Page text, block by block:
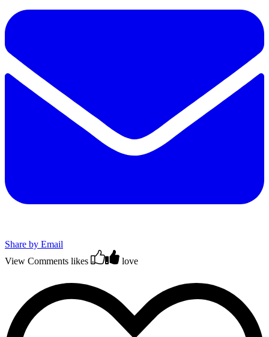
Share by Email
View Comments likes love